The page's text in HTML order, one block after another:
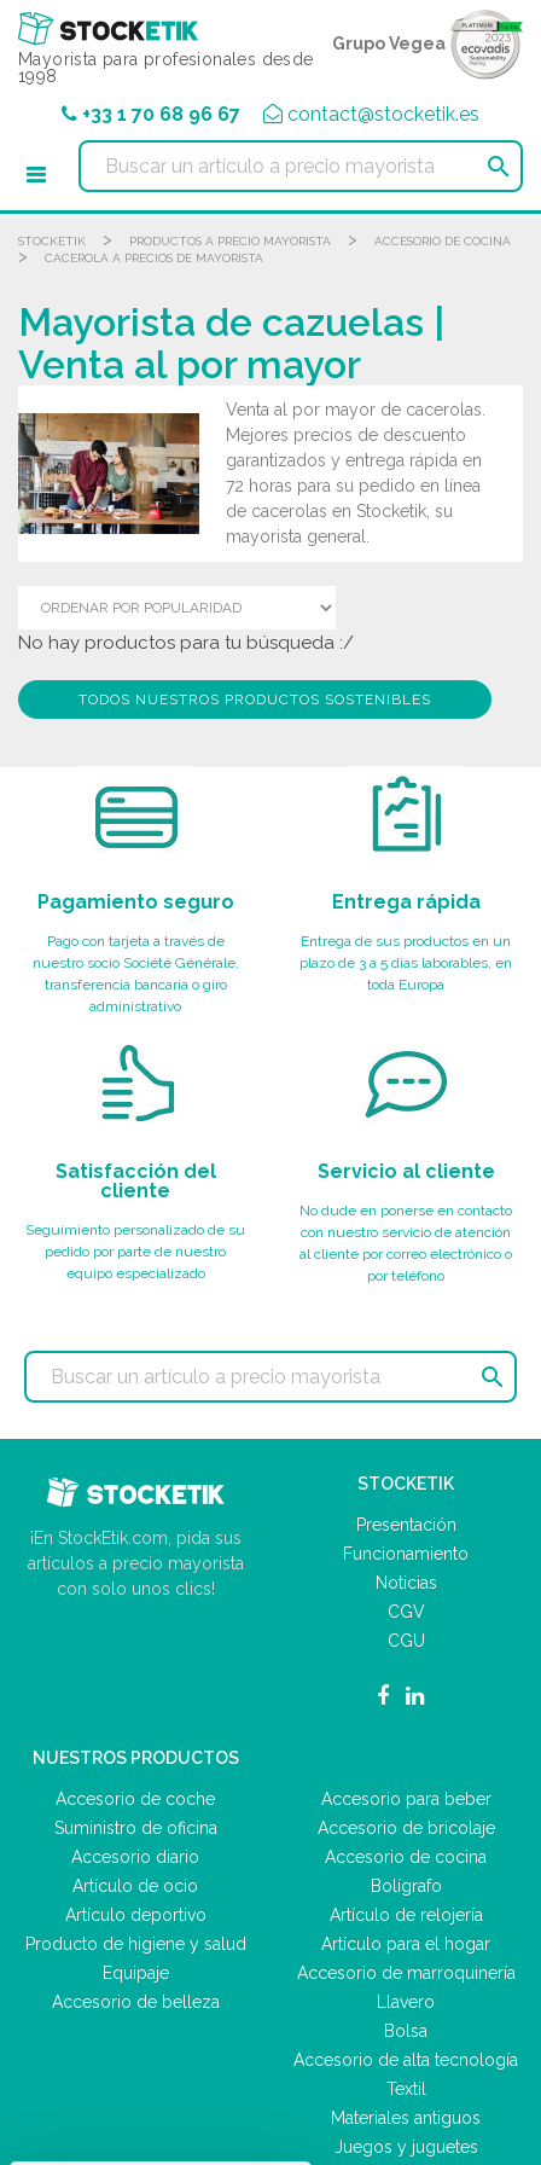
Mayorista para profesionales desde
1998
Grupo Vegea
+33 1 70 68 96 67 contact@stocketik.es

STOCKETIK > PRODUCTOS A PRECIO MAYORISTA > ACCESORIO DE COCINA
> CACEROLA A PRECIOS DE MAYORISTA
Mayorista de cazuelas |
Venta al por mayor
Venta al por mayor de cacerolas.
Mejores precios de descuento
garantizados y entrega rápida en
72 horas para su pedido en línea
de cacerolas en Stocketik, su
mayorista general.
No hay productos para tu búsqueda :/
TODOS NUESTROS PRODUCTOS SOSTENIBLES
Pagamiento seguro
Pago con tarjeta a través de
nuestro socio Société Générale,
transferencia bancaria o giro
administrativo
Entrega rápida
Entrega de sus productos en un
plazo de 3 a 5 días laborables, en
toda Europa
Satisfacción del
cliente
Seguimiento personalizado de su
pedido por parte de nuestro
equipo especializado
Servicio al cliente
No dude en ponerse en contacto
con nuestro servicio de atención
al cliente por correo electrónico o
por teléfono

¡En StockEtik.com, pida sus
artículos a precio mayorista
con solo unos clics!
STOCKETIK
Presentación
Funcionamiento
Noticias
CGV
CGU
NUESTROS PRODUCTOS
Accesorio de coche
Suministro de oficina
Accesorio diario
Artículo de ocio
Artículo deportivo
Producto de higiene y salud
Equipaje
Accesorio de belleza
Accesorio para beber
Accesorio de bricolaje
Accesorio de cocina
Bolígrafo
Artículo de relojería
Artículo para el hogar
Accesorio de marroquinería
Llavero
Bolsa
Accesorio de alta tecnología
Textil
Materiales antiguos
Juegos y juguetes
Panel de gestión de cookies